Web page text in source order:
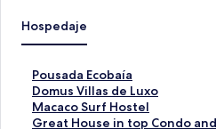
Hospedaje
Pousada Ecobaía
E
n
l
a
Domus Villas de Luxo
E
n
l
Macaco Surf Hostel
E
n
Great House in top Condo
E